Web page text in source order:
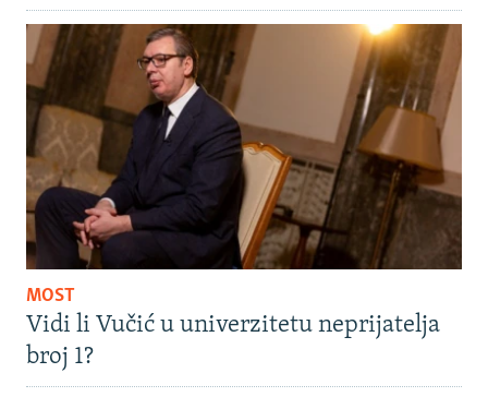
MOST
Vidi li Vučić u univerzitetu neprijatelja
broj 1?